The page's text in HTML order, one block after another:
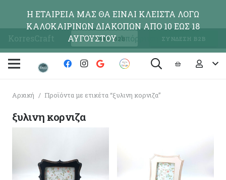
KorresCraft ΕΓΓΡΑΦΗ Β2Β ΣΥΝΔΕΣΗ Β2Β
Αρχική / Προϊόντα με ετικέτα “ξυλινη κορνιζα”
ξυλινη κορνιζα
Η ΕΤΑΙΡΕΙΑ ΜΑΣ ΘΑ ΕΙΝΑΙ ΚΛΕΙΣΤΑ ΛΟΓΩ
ΚΑΛΟΚΑΙΡΙΝΩΝ ΔΙΑΚΟΠΩΝ ΑΠΟ 10 ΕΩΣ 18
ΑΥΓΟΥΣΤΟΥΑπόρριψη